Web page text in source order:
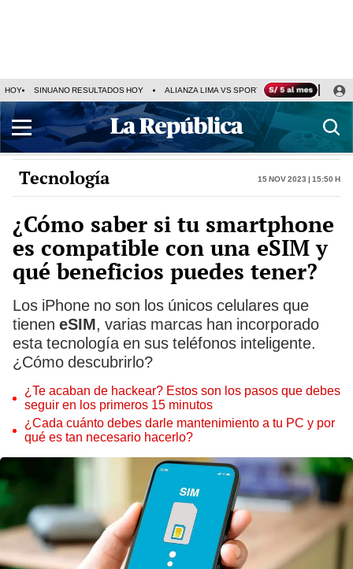
HOY SINUANO RESULTADOS HOY ALIANZA LIMA VS SPORT BOYS JORGE
Tecnología 15 Nov 2023 | 15:50 h
¿Cómo saber si tu smartphone
es compatible con una eSIM y
qué beneficios puedes tener?
Los iPhone no son los únicos celulares que
tienen eSIM, varias marcas han incorporado
esta tecnología en sus teléfonos inteligente.
¿Cómo descubrirlo?
¿Te acaban de hackear? Estos son los pasos que debes
seguir en los primeros 15 minutos
¿Cada cuánto debes darle mantenimiento a tu PC y por
qué es tan necesario hacerlo?